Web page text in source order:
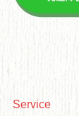
Service